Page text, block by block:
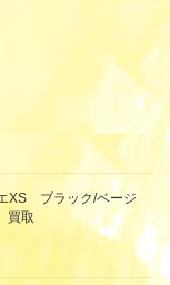
XS ブラック/ベージ
買取